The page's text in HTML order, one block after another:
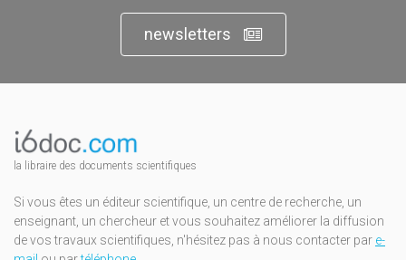
newsletters
la libraire des documents scientifiques
Si vous êtes un éditeur scientifique, un centre de recherche, un
enseignant, un chercheur et vous souhaitez améliorer la diffusion
de vos travaux scientifiques, n'hésitez pas à nous contacter par e-